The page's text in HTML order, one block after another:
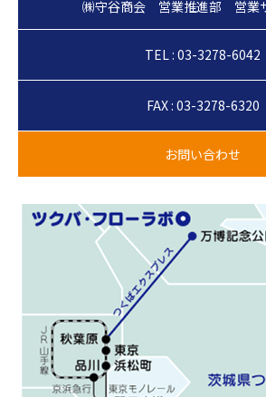
TEL : 03-3278-6042
FAX : 03-3278-6320